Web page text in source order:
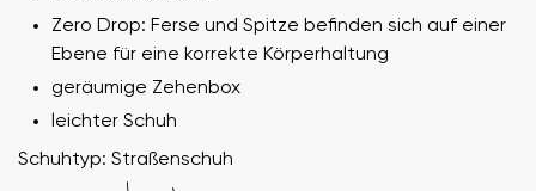
Zero Drop: Ferse und Spitze befinden sich auf einer
Ebene für eine korrekte Körperhaltung
geräumige Zehenbox
leichter Schuh
Schuhtyp: Straßenschuh